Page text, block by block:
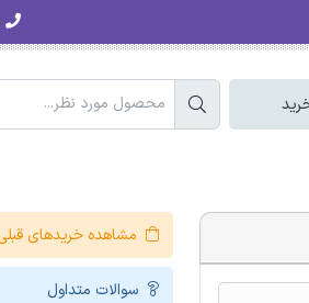
مشاهده خریدهای
سوالات متداول